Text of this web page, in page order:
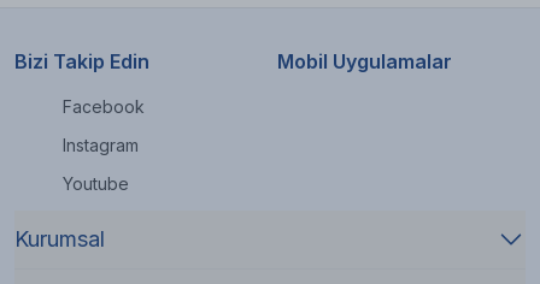
Bizi Takip Edin
Facebook
Instagram
Youtube
Mobil Uygulamalar
Kurumsal